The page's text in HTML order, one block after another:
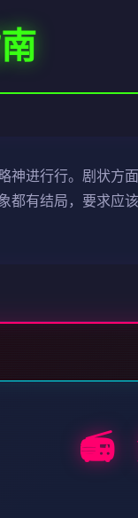
神进行行。剧状方
都有结局，要求应
📻